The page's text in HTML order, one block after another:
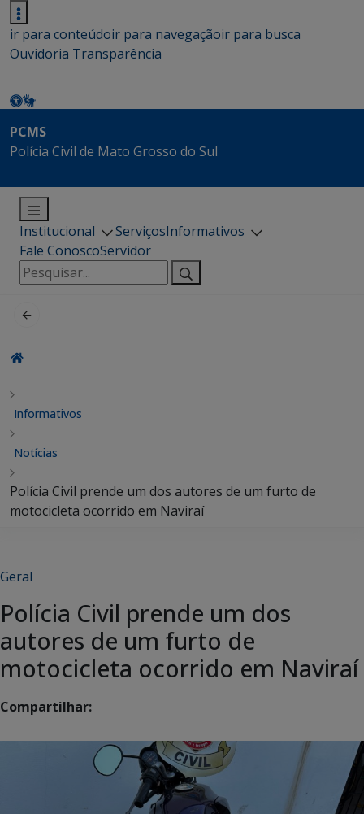
ir para conteúdoir para navegaçãoir para busca
Ouvidoria Transparência
PCMS
Polícia Civil de Mato Grosso do Sul
Institucional ServiçosInformativos
Fale ConoscoServidor
Pesquisar
por:
Informativos
Notícias
Polícia Civil prende um dos autores de um furto de
motocicleta ocorrido em Naviraí
Geral
Polícia Civil prende um dos
autores de um furto de
motocicleta ocorrido em Naviraí
Compartilhar: